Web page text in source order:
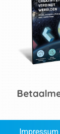
Impressum